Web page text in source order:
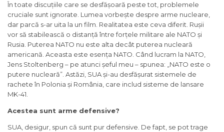
În toate discuțiile care se desfășoară peste tot, problemele
cruciale sunt ignorate. Lumea vorbește despre arme nucleare,
dar parcă s-ar uita la un film. Realitatea este ceva diferit. Rușii
vor să stabilească o distanță între forțele militare ale NATO și
Rusia. Puterea NATO nu este alta decât puterea nucleară
americană. Aceasta este esența NATO. Când lucram la NATO,
Jens Stoltenberg – pe atunci șeful meu – spunea: „NATO este o
putere nucleară”. Astăzi, SUA și-au desfășurat sistemele de
rachete în Polonia și România, care includ sisteme de lansare
MK-41.
Acestea sunt arme defensive?
SUA, desigur, spun că sunt pur defensive. De fapt, se pot trage